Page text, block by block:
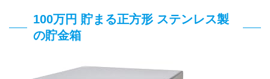
100万円 貯まる正方形 ステンレス製
の貯金箱